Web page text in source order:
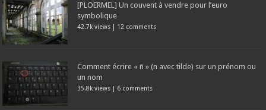
[PLOERMEL] Un couvent à vendre pour l’euro
symbolique
42.7k views | 12 comments
Comment écrire « ñ » (n avec tilde) sur un prénom ou
un nom
35.8k views | 6 comments